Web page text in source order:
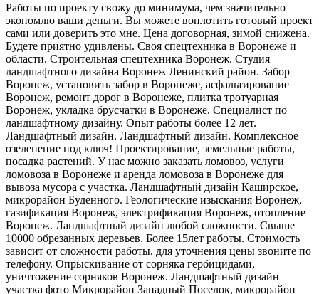
Работы по проекту свожу до минимума, чем значительно
экономлю ваши деньги. Вы можете воплотить готовый проект
сами или доверить это мне. Цена договорная, зимой снижена.
Будете приятно удивлены. Своя спецтехника в Воронеже и
области. Строительная спецтехника Воронеж. Студия
ландшафтного дизайна Воронеж Ленинский район. Забор
Воронеж, установить забор в Воронеже, асфальтирование
Воронеж, ремонт дорог в Воронеже, плитка тротуарная
Воронеж, укладка брусчатки в Воронеже. Специалист по
ландшафтному дизайну. Опыт работы более 12 лет.
Ландшафтный дизайн. Ландшафтный дизайн. Комплексное
озеленение под ключ! Проектирование, земельные работы,
посадка растений. У нас можно заказать ломовоз, услуги
ломовоза в Воронеже и аренда ломовоза в Воронеже для
вывоза мусора с участка. Ландшафтный дизайн Каширское,
микрорайон Буденного. Геологические изыскания Воронеж,
газификация Воронеж, электрификация Воронеж, отопление
Воронеж. Ландшафтный дизайн любой сложности. Свыше
10000 обрезанных деревьев. Более 15лет работы. Стоимость
зависит от сложности работы, для уточнения цены звоните по
телефону. Опрыскивание от сорняка гербицидами,
уничтожение сорняков Воронеж. Ландшафтный дизайн
участка фото Микрорайон Западный Поселок, микрорайон